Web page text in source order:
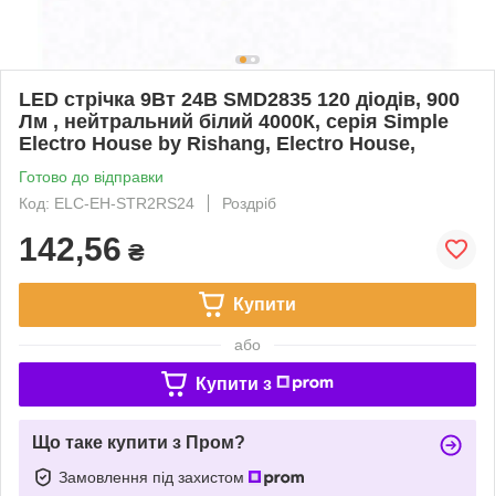
LED стрічка 9Вт 24В SMD2835 120 діодів, 900
Лм , нейтральний білий 4000К, серія Simple
Electro House by Rishang, Electro House,
Готово до відправки
Код: ELC-EH-STR2RS24
Роздріб
142,56 ₴
Купити
або
Купити з
Що таке купити з Пром?
Замовлення під захистом